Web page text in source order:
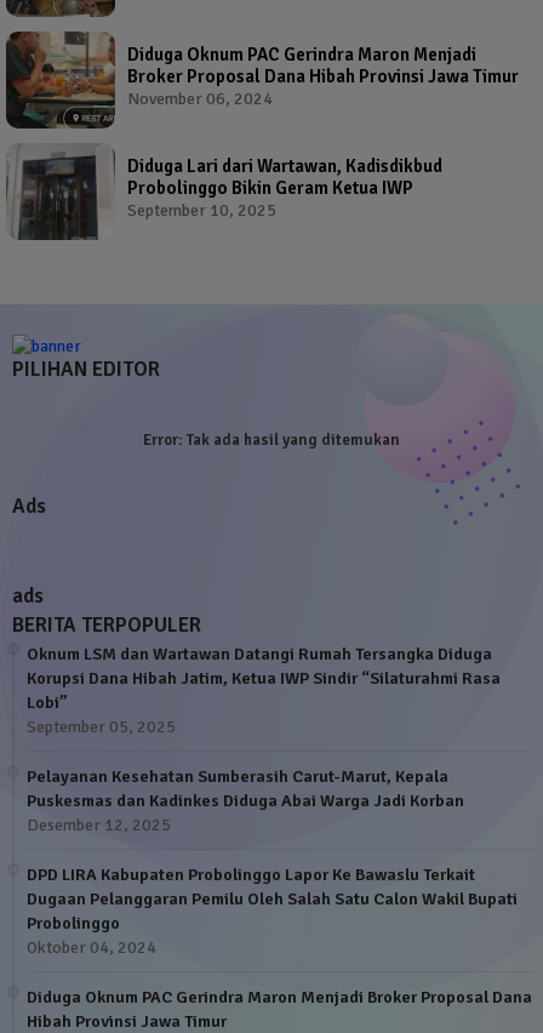
Diduga Oknum PAC Gerindra Maron Menjadi
Broker Proposal Dana Hibah Provinsi Jawa Timur
November 06, 2024
Diduga Lari dari Wartawan, Kadisdikbud
Probolinggo Bikin Geram Ketua IWP
September 10, 2025
PILIHAN EDITOR
Error:Tak ada hasil yang ditemukan
Ads
ads
BERITA TERPOPULER
Oknum LSM dan Wartawan Datangi Rumah Tersangka Diduga
Korupsi Dana Hibah Jatim, Ketua IWP Sindir “Silaturahmi Rasa
Lobi”
September 05, 2025
Pelayanan Kesehatan Sumberasih Carut-Marut, Kepala
Puskesmas dan Kadinkes Diduga Abai Warga Jadi Korban
Desember 12, 2025
DPD LIRA Kabupaten Probolinggo Lapor Ke Bawaslu Terkait
Dugaan Pelanggaran Pemilu Oleh Salah Satu Calon Wakil Bupati
Probolinggo
Oktober 04, 2024
Diduga Oknum PAC Gerindra Maron Menjadi Broker Proposal Dana
Hibah Provinsi Jawa Timur